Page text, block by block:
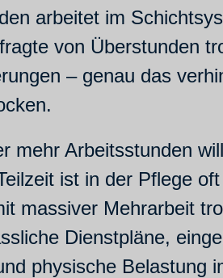
arbeitet im
von Überstunden
– genau das
mehr Arbeitsstunden
ist in der Pflege
massiver Mehrarbeit
Dienstpläne,
physische Belastung